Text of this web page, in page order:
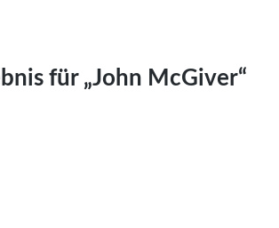
für „John McGiver“